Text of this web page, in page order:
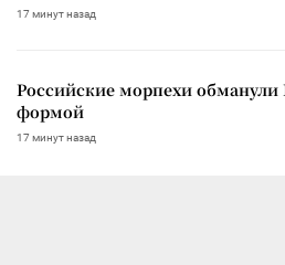
17 минут назад
Российские морпехи
формой
17 минут назад